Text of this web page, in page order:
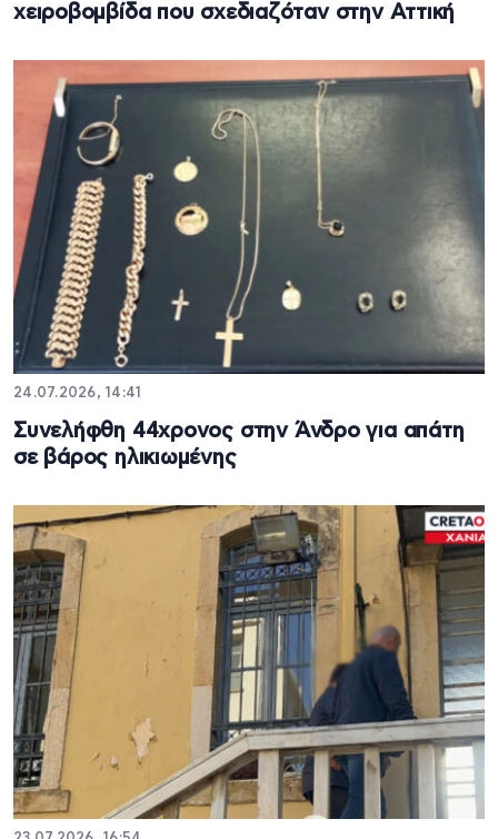
χειροβομβίδα που σχεδιαζόταν στην Αττική
24.07.2026, 14:41
Συνελήφθη 44χρονος στην Άνδρο για απάτη
σε βάρος ηλικιωμένης